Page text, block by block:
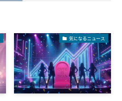
気になるニュース